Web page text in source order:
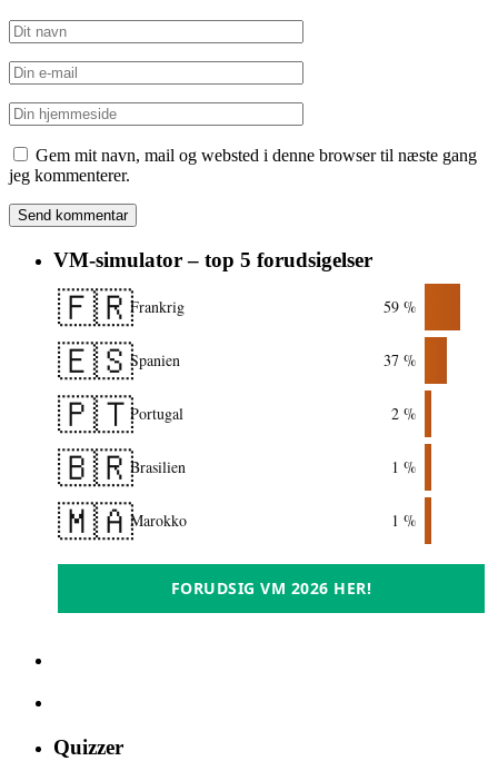
Gem mit navn, mail og websted i denne browser til næste gang
jeg kommenterer.
VM-simulator – top 5 forudsigelser
🇫🇷Frankrig 59 %
🇪🇸Spanien 37 %
🇵🇹Portugal 2 %
🇧🇷Brasilien 1 %
🇲🇦Marokko 1 %
FORUDSIG VM 2026 HER!
Quizzer